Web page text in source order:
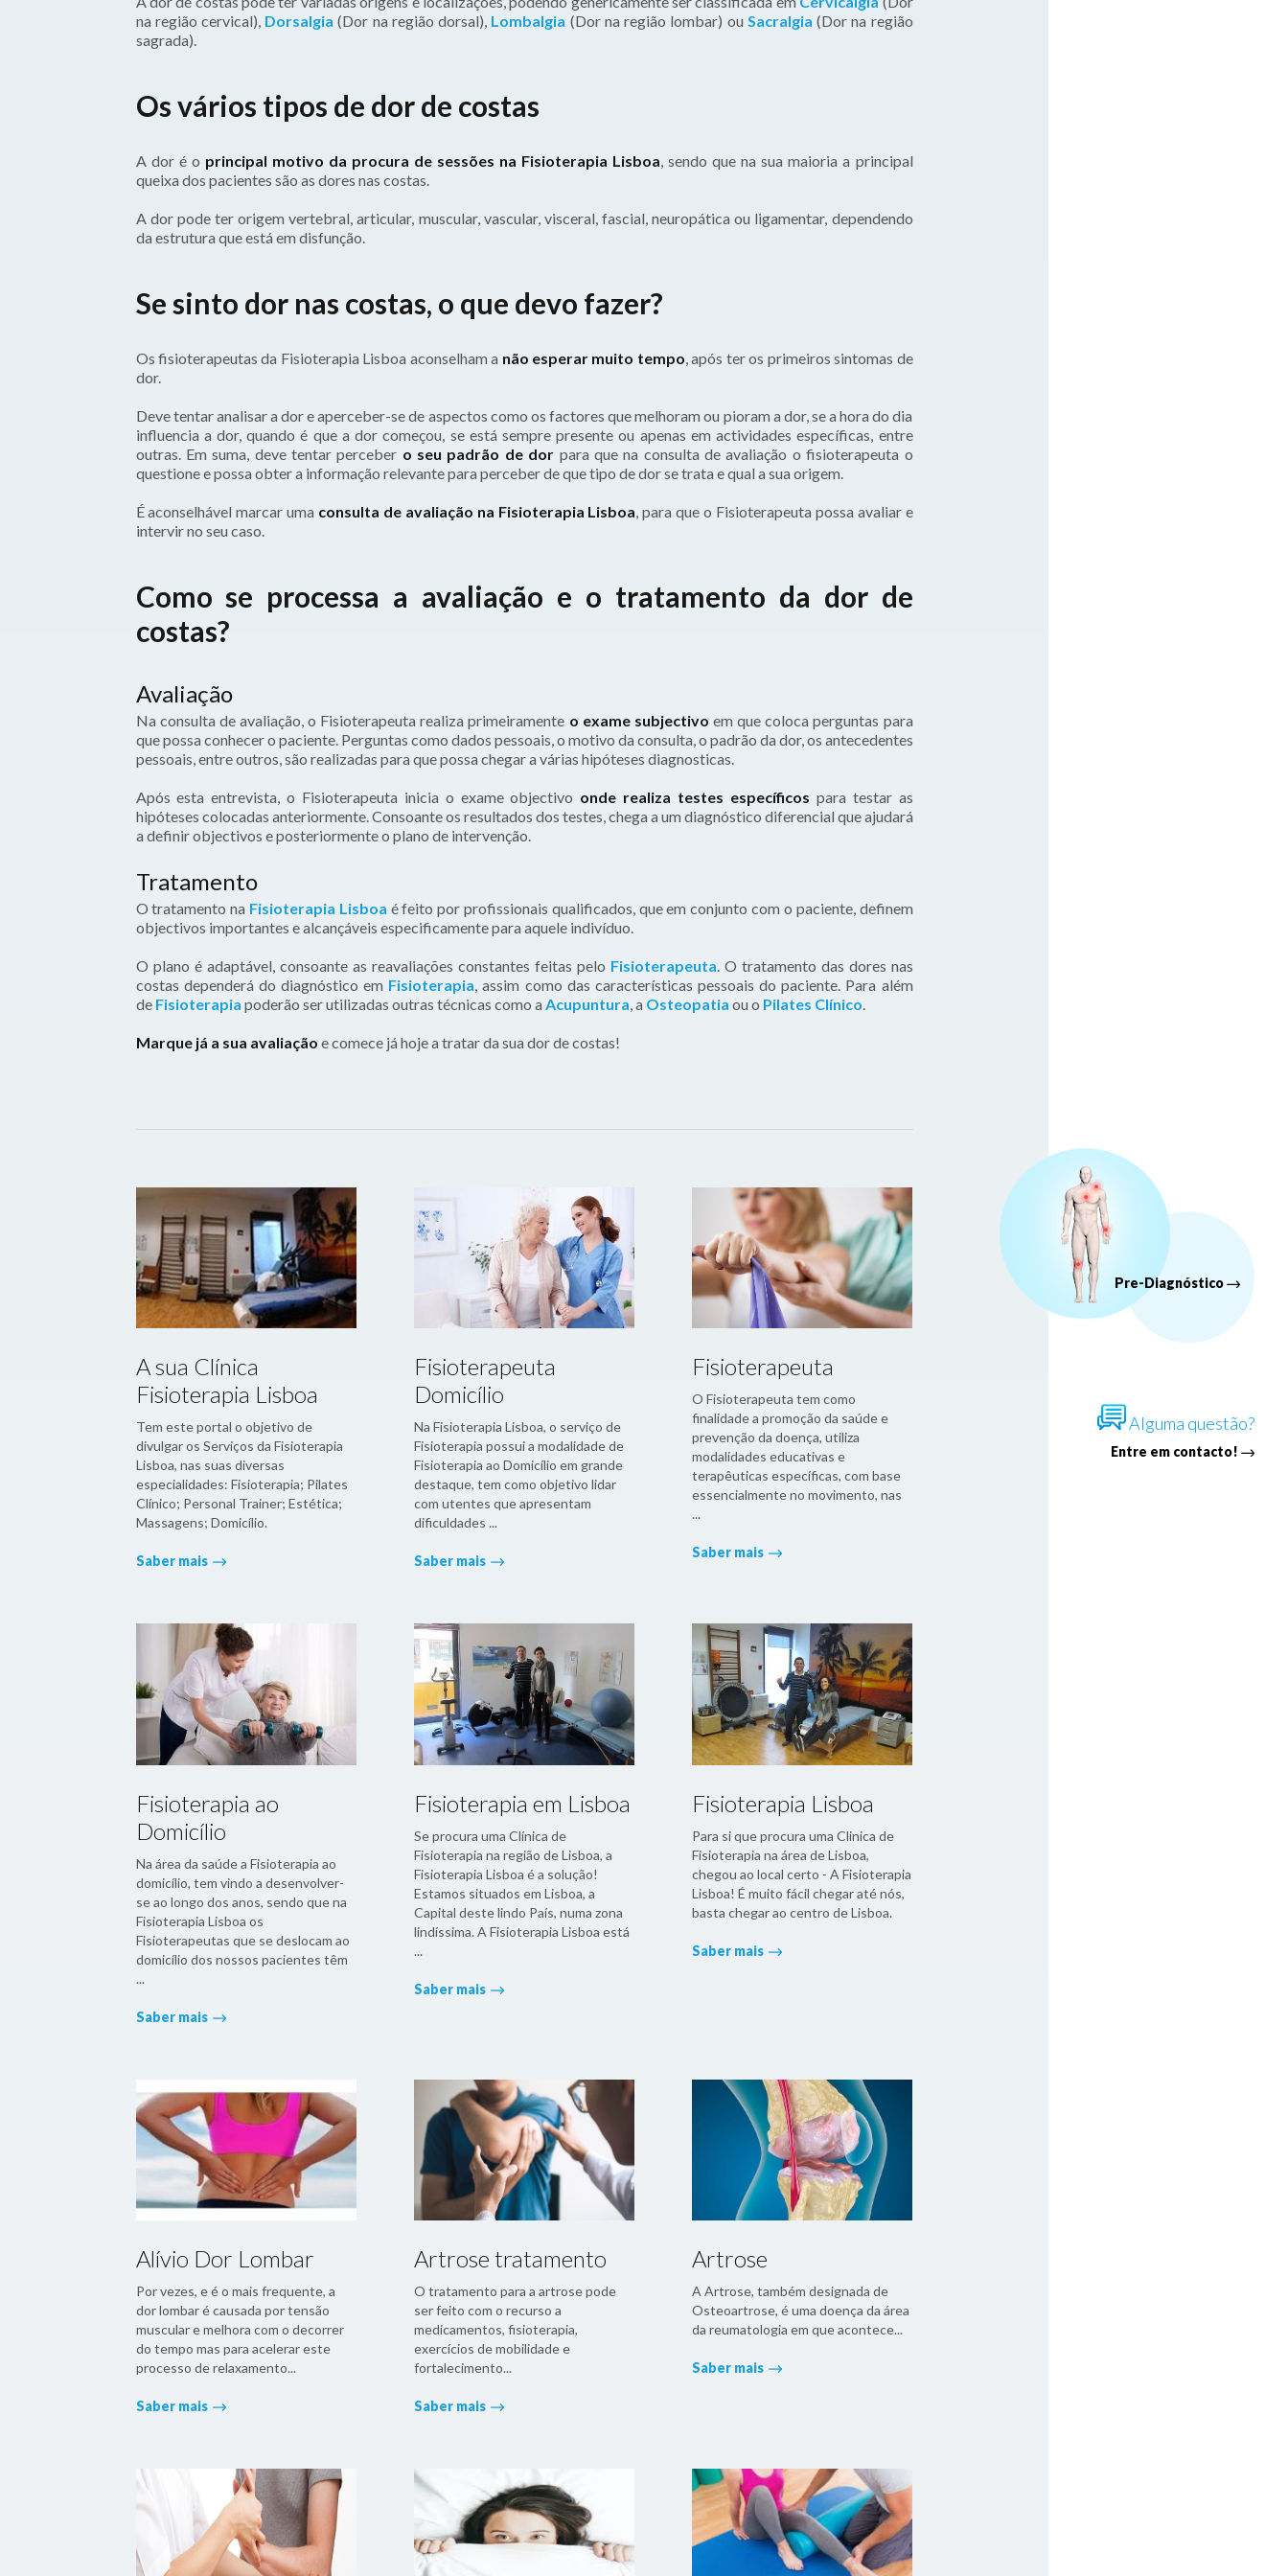
Pre-Diagnóstico
Alguma questão?
Entre em contacto!
na região cervical), Dorsalgia (Dor na região dorsal), Lombalgia (Dor na região lombar) ou Sacralgia (Dor na região
sagrada).
Os vários tipos de dor de costas
A dor é o principal motivo da procura de sessões na Fisioterapia Lisboa, sendo que na sua maioria a principal
queixa dos pacientes são as dores nas costas.
A dor pode ter origem vertebral, articular, muscular, vascular, visceral, fascial, neuropática ou ligamentar, dependendo
da estrutura que está em disfunção.
Se sinto dor nas costas, o que devo fazer?
Os fisioterapeutas da Fisioterapia Lisboa aconselham a não esperar muito tempo, após ter os primeiros sintomas de
dor.
Deve tentar analisar a dor e aperceber-se de aspectos como os factores que melhoram ou pioram a dor, se a hora do dia
influencia a dor, quando é que a dor começou, se está sempre presente ou apenas em actividades específicas, entre
outras. Em suma, deve tentar perceber o seu padrão de dor para que na consulta de avaliação o fisioterapeuta o
questione e possa obter a informação relevante para perceber de que tipo de dor se trata e qual a sua origem.
É aconselhável marcar uma consulta de avaliação na Fisioterapia Lisboa, para que o Fisioterapeuta possa avaliar e
intervir no seu caso.
Como se processa a avaliação e o tratamento da dor de
costas?
Avaliação
Na consulta de avaliação, o Fisioterapeuta realiza primeiramente o exame subjectivo em que coloca perguntas para
que possa conhecer o paciente. Perguntas como dados pessoais, o motivo da consulta, o padrão da dor, os antecedentes
pessoais, entre outros, são realizadas para que possa chegar a várias hipóteses diagnosticas.
Após esta entrevista, o Fisioterapeuta inicia o exame objectivo onde realiza testes específicos para testar as
hipóteses colocadas anteriormente. Consoante os resultados dos testes, chega a um diagnóstico diferencial que ajudará
a definir objectivos e posteriormente o plano de intervenção.
Tratamento
O tratamento na Fisioterapia Lisboa é feito por profissionais qualificados, que em conjunto com o paciente, definem
objectivos importantes e alcançáveis especificamente para aquele indivíduo.
O plano é adaptável, consoante as reavaliações constantes feitas pelo Fisioterapeuta. O tratamento das dores nas
costas dependerá do diagnóstico em Fisioterapia, assim como das características pessoais do paciente. Para além
de Fisioterapia poderão ser utilizadas outras técnicas como a Acupuntura, a Osteopatia ou o Pilates Clínico.
Marque já a sua avaliação e comece já hoje a tratar da sua dor de costas!
A sua Clínica
Fisioterapia Lisboa
Tem este portal o objetivo de
divulgar os Serviços da Fisioterapia
Lisboa, nas suas diversas
especialidades: Fisioterapia; Pilates
Clínico; Personal Trainer; Estética;
Massagens; Domicílio.
Saber mais
Fisioterapeuta
Domicílio
Na Fisioterapia Lisboa, o serviço de
Fisioterapia possui a modalidade de
Fisioterapia ao Domicílio em grande
destaque, tem como objetivo lidar
com utentes que apresentam
dificuldades ...
Saber mais
Fisioterapeuta
O Fisioterapeuta tem como
finalidade a promoção da saúde e
prevenção da doença, utiliza
modalidades educativas e
terapêuticas específicas, com base
essencialmente no movimento, nas
...
Saber mais
Fisioterapia ao
Domicílio
Na área da saúde a Fisioterapia ao
domicílio, tem vindo a desenvolver-
se ao longo dos anos, sendo que na
Fisioterapia Lisboa os
Fisioterapeutas que se deslocam ao
domicílio dos nossos pacientes têm
...
Saber mais
Fisioterapia em Lisboa
Se procura uma Clínica de
Fisioterapia na região de Lisboa, a
Fisioterapia Lisboa é a solução!
Estamos situados em Lisboa, a
Capital deste lindo País, numa zona
lindíssima. A Fisioterapia Lisboa está
...
Saber mais
Fisioterapia Lisboa
Para si que procura uma Clinica de
Fisioterapia na área de Lisboa,
chegou ao local certo - A Fisioterapia
Lisboa! É muito fácil chegar até nós,
basta chegar ao centro de Lisboa.
Saber mais
Alívio Dor Lombar
Por vezes, e é o mais frequente, a
dor lombar é causada por tensão
muscular e melhora com o decorrer
do tempo mas para acelerar este
processo de relaxamento...
Saber mais
Artrose tratamento
O tratamento para a artrose pode
ser feito com o recurso a
medicamentos, fisioterapia,
exercícios de mobilidade e
fortalecimento...
Saber mais
Artrose
A Artrose, também designada de
Osteoartrose, é uma doença da área
da reumatologia em que acontece...
Saber mais